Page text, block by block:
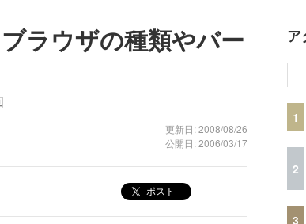
ラウザの種類やバー
更新日: 2008/08/26
公開日: 2006/03/17
ポスト
ア
1
2
3